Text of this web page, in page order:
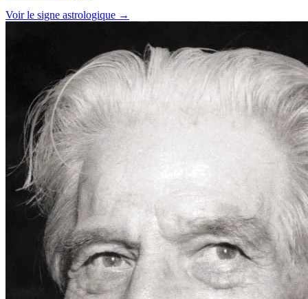
Voir le signe astrologique →